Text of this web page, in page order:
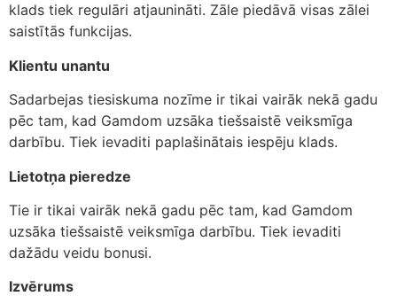
klads tiek regulāri atjaunināti. Zāle piedāvā visas zālei
saistītās funkcijas.
Klientu unantu
Sadarbejas tiesiskuma nozīme ir tikai vairāk nekā gadu
pēc tam, kad Gamdom uzsāka tiešsaistē veiksmīga
darbību. Tiek ievaditi paplašinātais iespēju klads.
Lietotņa pieredze
Tie ir tikai vairāk nekā gadu pēc tam, kad Gamdom
uzsāka tiešsaistē veiksmīga darbību. Tiek ievaditi
dažādu veidu bonusi.
Izvērums